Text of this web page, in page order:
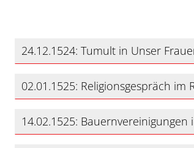
24.12.1524: Tumult in Unser
02.01.1525: Religionsgespräch im
14.02.1525: